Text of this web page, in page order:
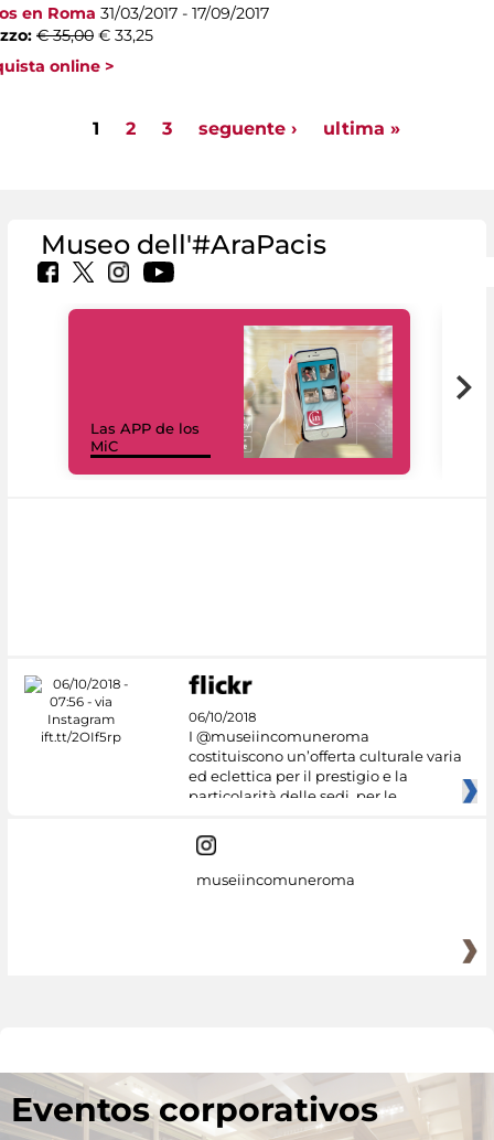
en Roma 31/03/2017 - 17/09/2017
€ 35,00 € 33,25
online >
1 2 3 seguente › ultima »
Museo dell'#AraPacis
Las APP de los
MiC
06/10/2018
I @museiincomuneroma
costituiscono un’offerta culturale varia
ed eclettica per il prestigio e la
particolarità delle sedi, per le
museiincomuneroma
Eventos corporativos